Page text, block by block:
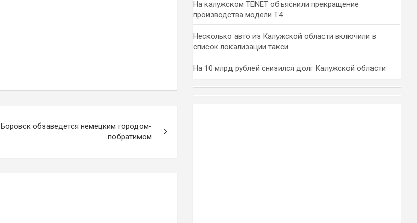
Боровск обзаведется немецким городом-
побратимом
На калужском TENET объяснили прекращение
производства модели T4
Несколько авто из Калужской области включили в
список локализации такси
На 10 млрд рублей снизился долг Калужской области